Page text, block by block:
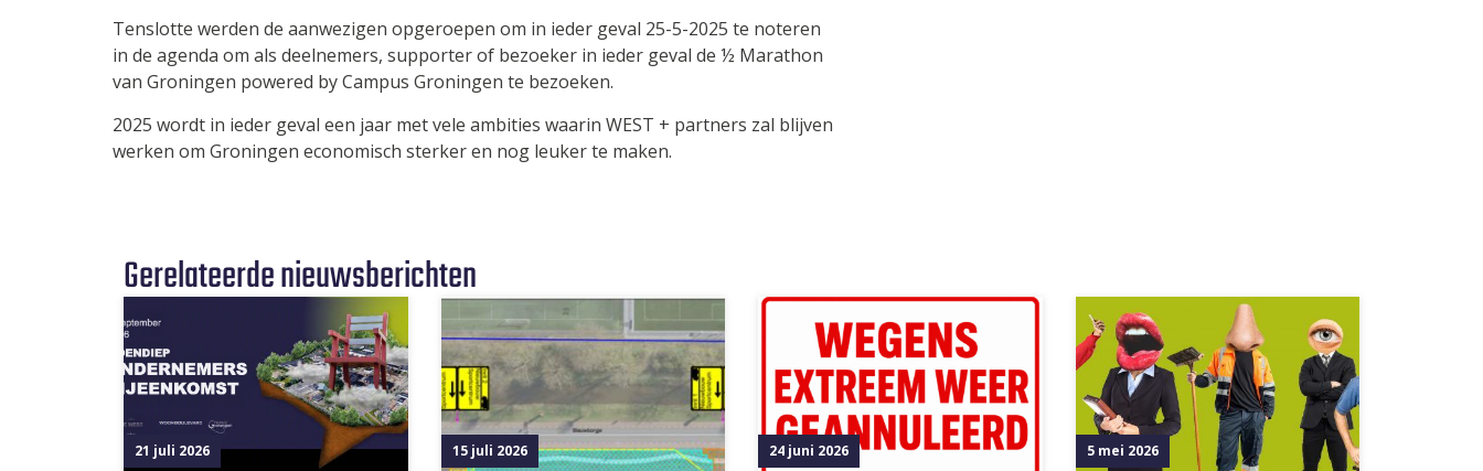
Tenslotte werden de aanwezigen opgeroepen om in ieder geval 25-5-2025 te noteren
in de agenda om als deelnemers, supporter of bezoeker in ieder geval de ½ Marathon
van Groningen powered by Campus Groningen te bezoeken.
2025 wordt in ieder geval een jaar met vele ambities waarin WEST + partners zal blijven
werken om Groningen economisch sterker en nog leuker te maken.
Gerelateerde nieuwsberichten
21 juli 2026 15 juli 2026 24 juni 2026 5 mei 2026